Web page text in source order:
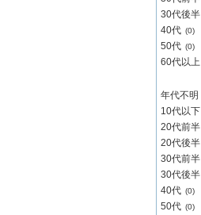
30代後半
40代 (0)
50代 (0)
60代以上
年代不明
10代以下
20代前半
20代後半
30代前半
30代後半
40代 (0)
50代 (0)